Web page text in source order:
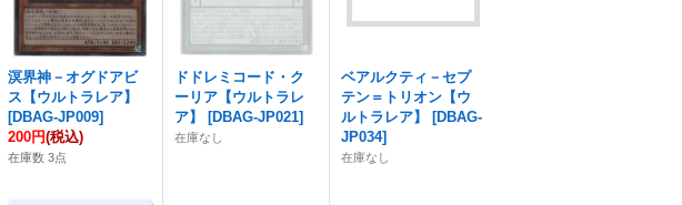
溟界神－オグドアビ
ス【ウルトラレア】
[DBAG-JP009]
200円(税込)
在庫数 3点
ドドレミコード・ク
ーリア【ウルトラレ
ア】
[DBAG-JP021]
在庫なし
ベアルクティ－セプ
テン＝トリオン【ウ
ルトラレア】
[DBAG-
JP034]
在庫なし